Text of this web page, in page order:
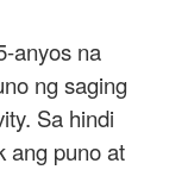
anyos na
ng saging
Sa hindi
ang puno at